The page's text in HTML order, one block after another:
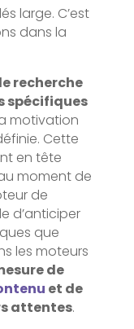
large. C’est
dans la
recherche
spécifiques
motivation
Cette
en tête
moment de
de
d’anticiper
que
les moteurs
de
et de
attentes.